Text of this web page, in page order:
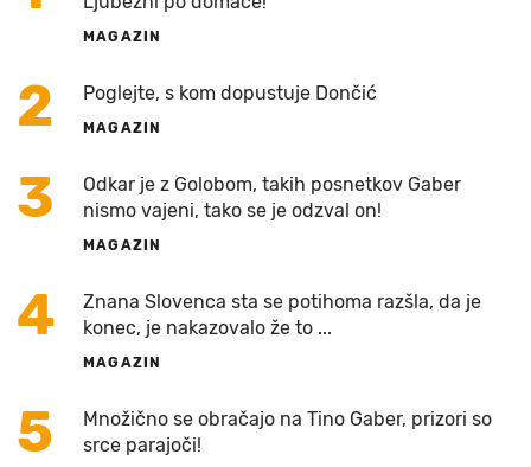
MAGAZIN
2 Poglejte, s kom dopustuje Dončić
MAGAZIN
3
Odkar je z Golobom, takih posnetkov Gaber
nismo vajeni, tako se je odzval on!
MAGAZIN
4
Znana Slovenca sta se potihoma razšla, da je
konec, je nakazovalo že to ...
MAGAZIN
5
Množično se obračajo na Tino Gaber, prizori so
srce parajoči!